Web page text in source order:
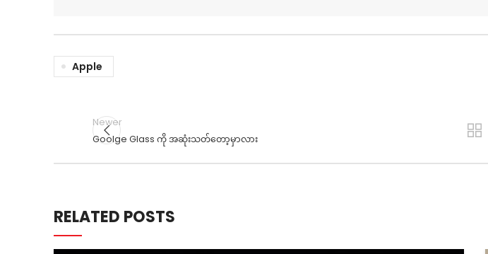
Apple
Newer
Goolge Glass ကို အဆုံးသတ်တော့မှာလား
RELATED POSTS